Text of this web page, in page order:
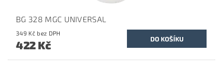
BG 328 MGC UNIVERSAL
349 Kč bez DPH
422 Kč